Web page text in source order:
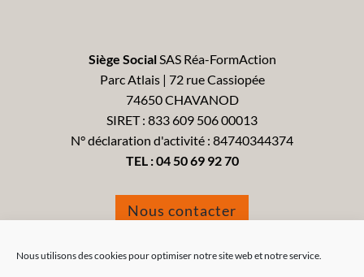
Nous utilisons des cookies pour optimiser notre site web et notre service.
Siège SocialSAS Réa-FormAction
Parc Atlais | 72 rue Cassiopée
74650 CHAVANOD
SIRET : 833 609 506 00013
N° déclaration d'activité : 84740344374
TEL :04 50 69 92 70
Nous contacter